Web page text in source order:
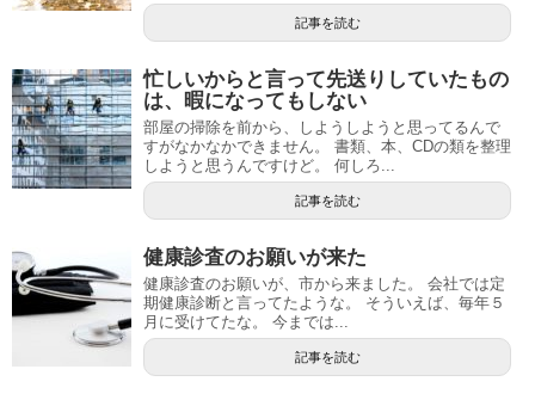
記事を読む
忙しいからと言って先送りしていたもの
は、暇になってもしない
部屋の掃除を前から、しようしようと思ってるんで
すがなかなかできません。 書類、本、CDの類を整理
しようと思うんですけど。 何しろ...
記事を読む
健康診査のお願いが来た
健康診査のお願いが、市から来ました。 会社では定
期健康診断と言ってたような。 そういえば、毎年５
月に受けてたな。 今までは...
記事を読む